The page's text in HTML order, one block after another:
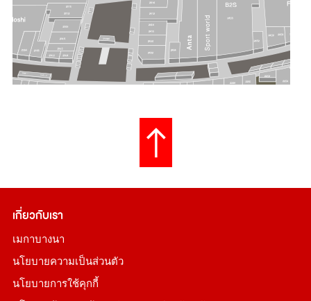
เกี่ยวกับเรา
เมกาบางนา
นโยบายความเป็นส่วนตัว
นโยบายการใช้คุกกี้